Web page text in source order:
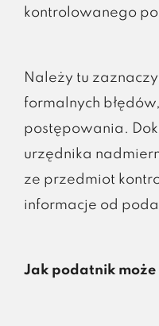
kontrolowanego
Należy tu
formalnych
postępowania.
urzędnika
ze przedmiot
informacje od
Jak podatnik